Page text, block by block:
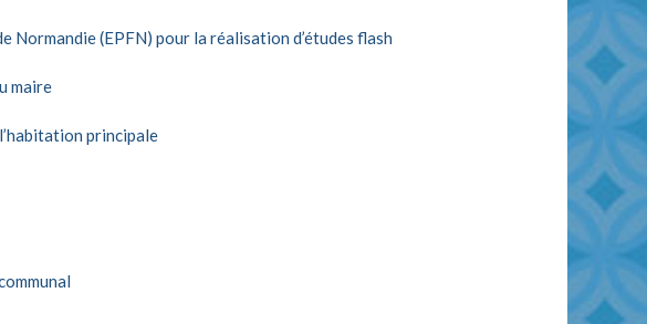
(EPFN) pour la réalisation d’études flash
maire
principale